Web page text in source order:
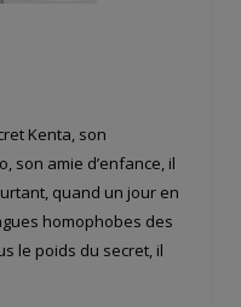
Kenta, son
son amie d’enfance, il
quand un jour en
homophobes des
le poids du secret, il